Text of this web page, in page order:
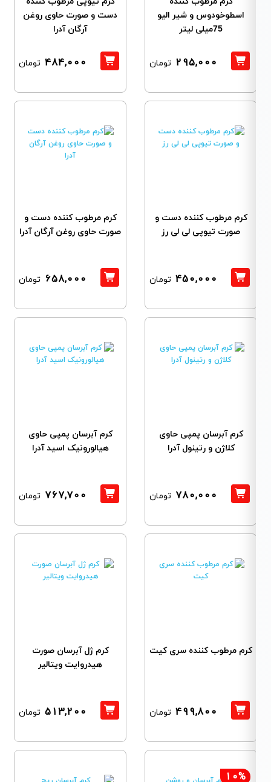
اسطوخودوس و شیر الیو
295,000 تومان
دست و صورت حاوی روغن
آرگان آدرا
484,000 تومان
کرم مرطوب کننده دست و
صورت تیوپی لی لی رز
450,000 تومان
کرم مرطوب کننده دست و
صورت حاوی روغن آرگان آدرا
658,000 تومان
کرم آبرسان پمپی حاوی
کلاژن و رتینول آدرا
780,000 تومان
کرم آبرسان پمپی حاوی
هیالورونیک اسید آدرا
767,700 تومان
کرم مرطوب کننده سری کیت
499,800 تومان
کرم ژل آبرسان صورت
هیدروایت ویتالیر
513,200 تومان
10%